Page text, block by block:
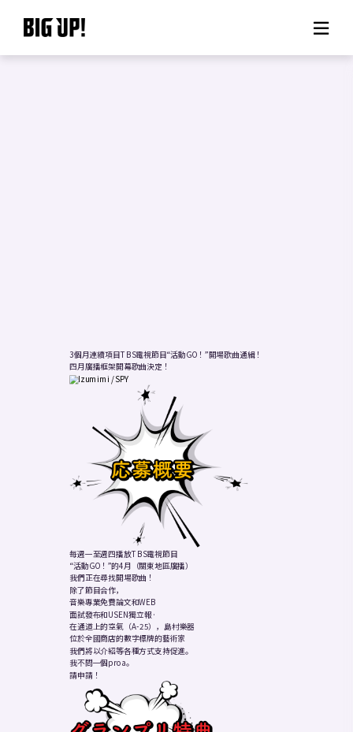
3個月連續項目TBS電視節目“活動GO！”開場歌曲通緝！
四月廣播框架開幕歌曲決定！
Izumimi / SPY
每週一至週四播放TBS電視節目
“活動GO！”的4月（關東地區廣播）
我們正在尋找開場歌曲！
除了節目合作，
音樂專業免費論文和WEB
面試發布和USEN獨立報·
在通道上的空氣（A-25），島村樂器
位於全國商店的數字標牌的藝術家
我們將以介紹等各種方式支持促進。
我不問一個proa。
請申請！